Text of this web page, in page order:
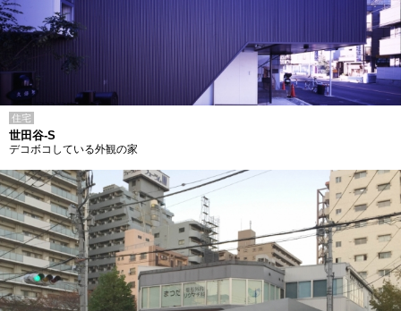
住宅
世田谷-S
デコボコしている外観の家